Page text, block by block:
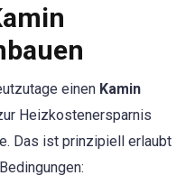
einen Kamin
Heizkostenersparnis
Das ist prinzipiell erlaubt